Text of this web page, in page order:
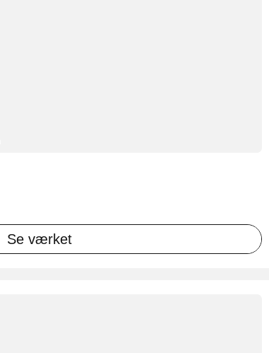
Se værket